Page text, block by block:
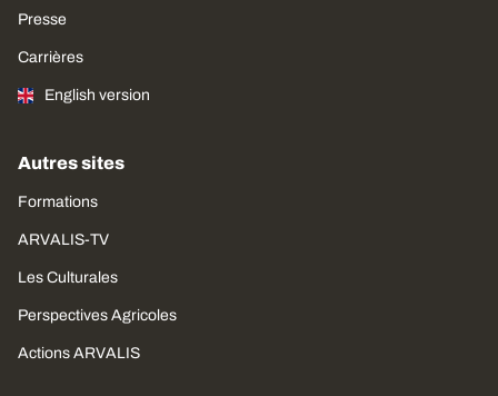
Presse
Carrières
English version
Autres sites
Formations
ARVALIS-TV
Les Culturales
Perspectives Agricoles
Actions ARVALIS